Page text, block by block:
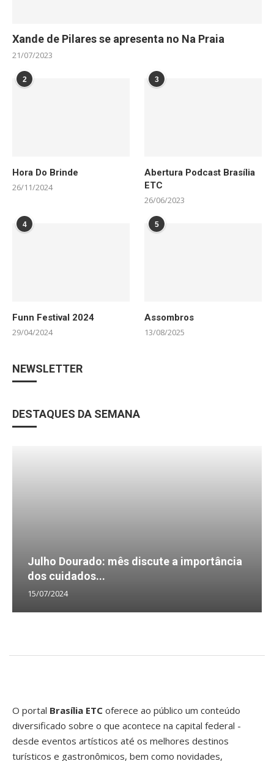
Xande de Pilares se apresenta no Na Praia
21/07/2023
2
Hora Do Brinde
26/11/2024
3
Abertura Podcast Brasília
ETC
26/06/2023
4
Funn Festival 2024
29/04/2024
5
Assombros
13/08/2025
NEWSLETTER
DESTAQUES DA SEMANA
Julho Dourado: mês discute a importância
dos cuidados...
15/07/2024
O portal Brasília ETC oferece ao público um conteúdo
diversificado sobre o que acontece na capital federal -
desde eventos artísticos até os melhores destinos
turísticos e gastronômicos, bem como novidades,